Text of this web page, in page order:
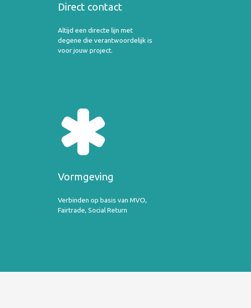
Direct contact
Altijd een directe lijn met
degene die verantwoordelijk is
voor jouw project.
Vormgeving
Verbinden op basis van MVO,
Fairtrade, Social Return